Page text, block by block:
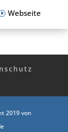
Webseite
2019 von